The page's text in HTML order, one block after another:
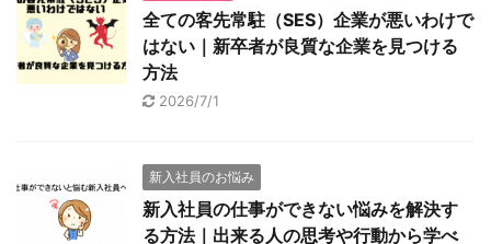
全ての客先常駐（SES）企業が悪いわけで
はない｜新卒者が良質な企業を見つける
方法
2026/7/1
新入社員のお悩み
新入社員の仕事ができない悩みを解決す
る方法｜出来る人の思考や行動から学べ